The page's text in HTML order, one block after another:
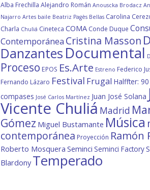
Alba Frechilla Alejandro Román Anouscka Brodacz
Najarro Artes baile Beatriz Pagès Bellas Carolina
Charla Chuliá Cineteca COMA Conde Duque
Contemporánea Cristina Masson
Danzantes Documental
Proceso EPOS Es.Arte Estreno Federico
Fernando Lázaro Festival Frugal Halffter: 90
compases José Carlos Martínez Juan José Solana
Vicente Chuliá Madrid
Gómez Miguel Bustamante Música
contemporánea Proyección Ramón
Roberto Mosquera Seminci Seminci Factory
Blardony Temperado